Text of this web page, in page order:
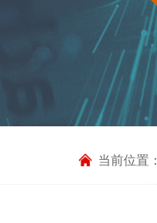
当前位置：